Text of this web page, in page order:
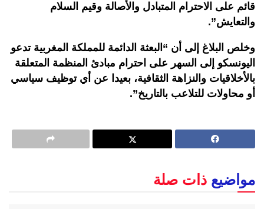
قائم على الاحترام المتبادل والأصالة وقيم السلام
والتعايش”.
وخلص البلاغ إلى أن “البعثة الدائمة للمملكة المغربية تدعو
اليونسكو إلى السهر على احترام مبادئ المنظمة المتعلقة
بالأخلاقيات والنزاهة الثقافية، بعيدا عن أي توظيف سياسي
أو محاولات للتلاعب بالتاريخ”.
مواضيع ذات صلة